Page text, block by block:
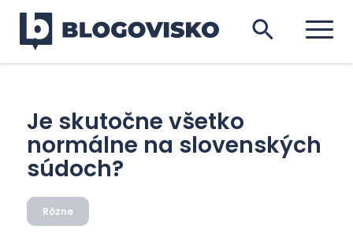
Je skutočne všetko
normálne na slovenských
súdoch?
Rôzne